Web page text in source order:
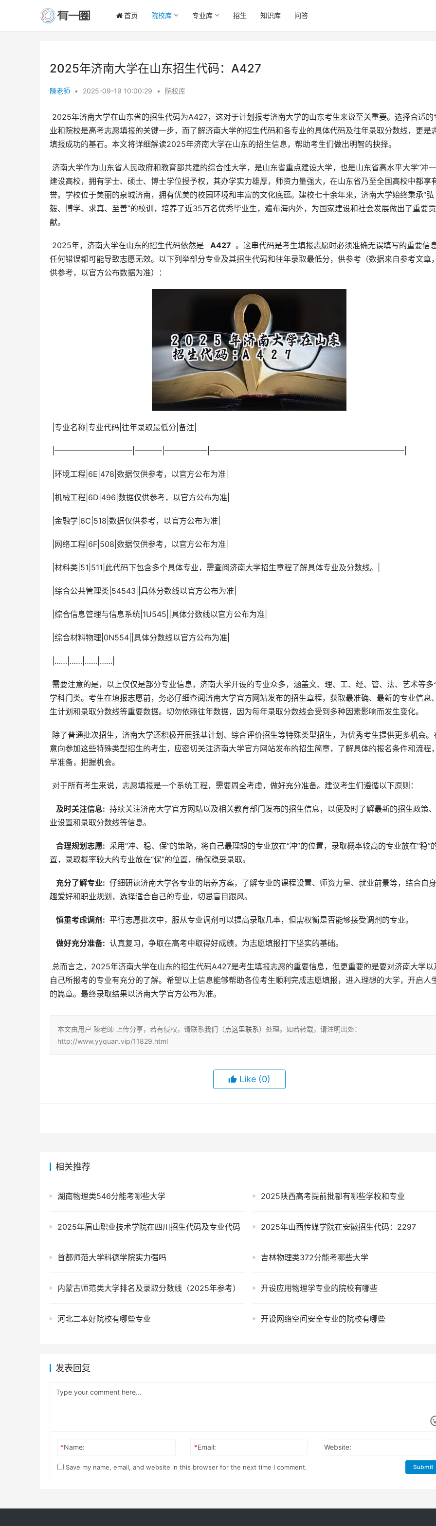
首页 院校库 专业库 招生 知识库 问答
2025年济南大学在山东招生代码：A427
陳老師 • 2025-09-19 10:00:29 • 院校库
业和院校是高考志愿填报的关键一步，而了解济南大学的招生代码和各专业的具体代码及往年录取分数线，更是
填报成功的基石。本文将详细解读2025年济南大学在山东的招生信息，帮助考生们做出明智的抉择。
建设高校，拥有学士、硕士、博士学位授予权，其办学实力雄厚，师资力量强大，在山东省乃至全国高校中都享
誉。学校位于美丽的泉城济南，拥有优美的校园环境和丰富的文化底蕴。建校七十余年来，济南大学始终秉承“弘
毅、博学、求真、至善”的校训，培养了近35万名优秀毕业生，遍布海内外，为国家建设和社会发展做出了重要贡
献。
2025年，济南大学在山东的招生代码依然是
  A427
。这串代码是考生填报志愿时必须准确无误填写的重要信息
任何错误都可能导致志愿无效。以下列举部分专业及其招生代码和往年录取最低分，供参考（数据来自参考文章
供参考，以官方公布数据为准）：
|专业名称|专业代码|往年录取最低分|备注|
|——————————|———–|—————–|—————————————————————————|
|环境工程|6E|478|数据仅供参考，以官方公布为准|
|机械工程|6D|496|数据仅供参考，以官方公布为准|
|金融学|6C|518|数据仅供参考，以官方公布为准|
|网络工程|6F|508|数据仅供参考，以官方公布为准|
|材料类|51|511|此代码下包含多个具体专业，需查阅济南大学招生章程了解具体专业及分数线。|
|综合公共管理类|54543||具体分数线以官方公布为准|
|综合信息管理与信息系统|1U545||具体分数线以官方公布为准|
|综合材料物理|0N554||具体分数线以官方公布为准|
|……|……|……|……|
学科门类。考生在填报志愿前，务必仔细查阅济南大学官方网站发布的招生章程，获取最准确、最新的专业信息
生计划和录取分数线等重要数据。切勿依赖往年数据，因为每年录取分数线会受到多种因素影响而发生变化。
意向参加这些特殊类型招生的考生，应密切关注济南大学官方网站发布的招生简章，了解具体的报名条件和流程
早准备，把握机会。
对于所有考生来说，志愿填报是一个系统工程，需要周全考虑，做好充分准备。建议考生们遵循以下原则：
  及时关注信息:
持续关注济南大学官方网站以及相关教育部门发布的招生信息，以便及时了解最新的招生政策
业设置和录取分数线等信息。
  合理规划志愿:
采用“冲、稳、保”的策略，将自己最理想的专业放在“冲”的位置，录取概率较高的专业放在“稳”
置，录取概率较大的专业放在“保”的位置，确保稳妥录取。
  充分了解专业:
仔细研读济南大学各专业的培养方案，了解专业的课程设置、师资力量、就业前景等，结合自
趣爱好和职业规划，选择适合自己的专业，切忌盲目跟风。
  慎重考虑调剂:
平行志愿批次中，服从专业调剂可以提高录取几率，但需权衡是否能够接受调剂的专业。
  做好充分准备:
认真复习，争取在高考中取得好成绩，为志愿填报打下坚实的基础。
自己所报考的专业有充分的了解。希望以上信息能够帮助各位考生顺利完成志愿填报，进入理想的大学，开启人
的篇章。最终录取结果以济南大学官方公布为准。
本文由用户 陳老師 上传分享，若有侵权，请联系我们（点这里联系）处理。如若转载，请注明出处：
http://www.yyquan.vip/11829.html
Like (0)
相关推荐
湖南物理类546分能考哪些大学 2025陕西高考提前批都有哪些学校和专业
2025年眉山职业技术学院在四川招生代码及专业代码 2025年山西传媒学院在安徽招生代码：2297
首都师范大学科德学院实力强吗 吉林物理类372分能考哪些大学
内蒙古师范类大学排名及录取分数线（2025年参考） 开设应用物理学专业的院校有哪些
河北二本好院校有哪些专业 开设网络空间安全专业的院校有哪些
发表回复
*Name: *Email: Website:
Save my name, email, and website in this browser for the next time I comment. Submit